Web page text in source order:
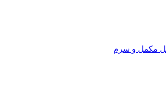
مکمل و سرم